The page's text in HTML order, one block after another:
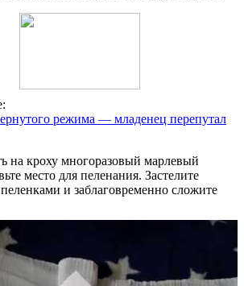
режима — младенец перепутал
на кроху многоразовый марлевый
место для пеленания. Застелите
и заблаговременно сложите